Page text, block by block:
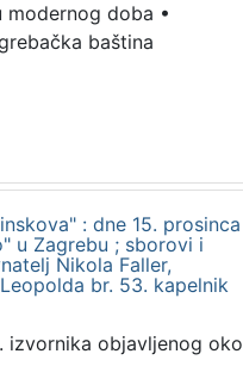
modernog doba •
baština
: dne 15. prosinca
u Zagrebu ; sborovi i
Nikola Faller,
br. 53. kapelnik
izvornika objavljenog oko